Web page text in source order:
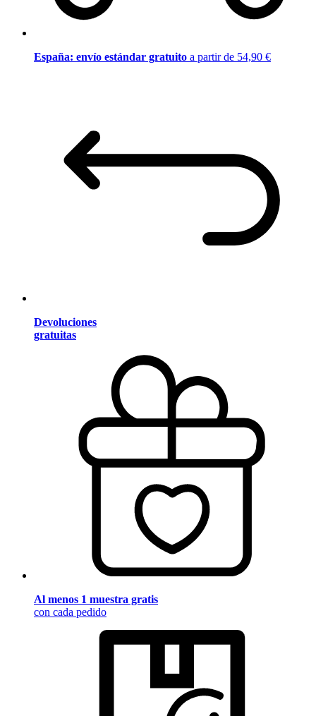
España: envío estándar gratuito a partir de 54,90 €
Devoluciones
gratuitas
Al menos 1 muestra gratis
con cada pedido